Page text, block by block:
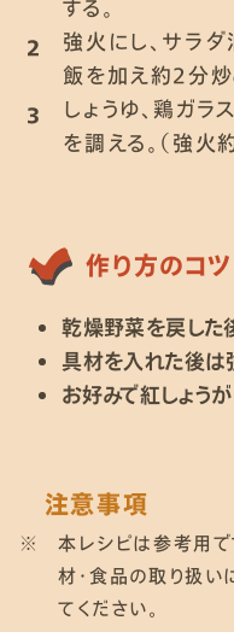
する。
2
強火にし、サラ
飯を加え約2分炒
3
しょうゆ、鶏ガラ
を調える。（強火
作り方のコツ
乾燥野菜を戻した
具材を入れた後は
お好みで紅しょう
注意事項
※
本レシピは参考用
材・食品の取り扱い
てください。